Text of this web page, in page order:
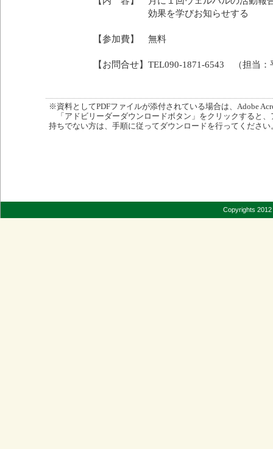
効果を学びお知らせする
【参加費】 無料
【お問合せ】TEL090-1871-6543 （担当：
※資料としてPDFファイルが添付されている場合は、Adobe
「アドビリーダーダウンロードボタン」をクリックすると
持ちでない方は、手順に従ってダウンロードを行ってください
Copyrights